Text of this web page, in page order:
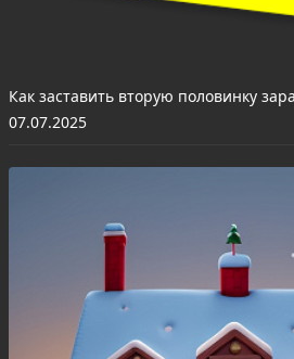
Как заставить вторую половинку
07.07.2025